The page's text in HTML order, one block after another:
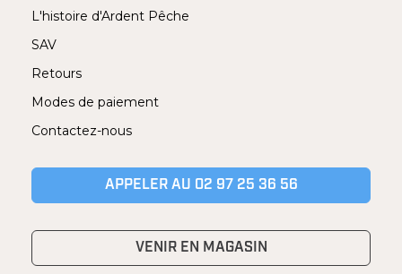
L'histoire d'Ardent Pêche
SAV
Retours
Modes de paiement
Contactez-nous
APPELER AU 02 97 25 36 56
VENIR EN MAGASIN